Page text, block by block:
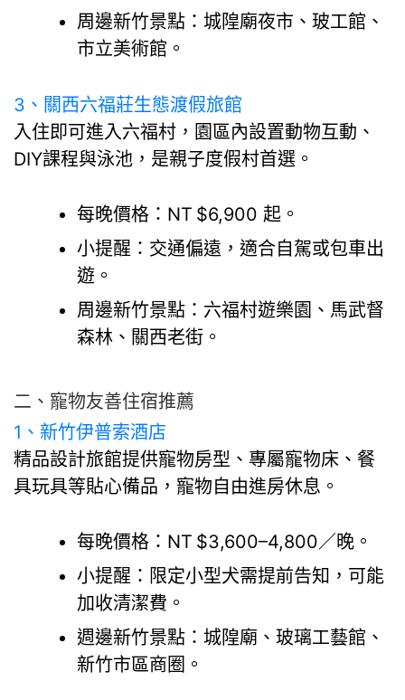
周邊新竹景點：城隍廟夜市、玻工館、
市立美術館。
3、 關西六福莊生態渡假旅館
入住即可進入六福村，園區內設置動物互動、
DIY課程與泳池，是親子度假村首選。
每晚價格：NT $6,900 起。
小提醒：交通偏遠，適合自駕或包車出
遊。
周邊新竹景點：六福村遊樂園、馬武督
森林、關西老街。
二、寵物友善住宿推薦
1、新竹伊普索酒店
精品設計旅館提供寵物房型、專屬寵物床、餐
具玩具等貼心備品，寵物自由進房休息。
每晚價格：NT $3,600–4,800／晚。
小提醒：限定小型犬需提前告知，可能
加收清潔費。
週邊新竹景點：城隍廟、玻璃工藝館、
新竹市區商圈。